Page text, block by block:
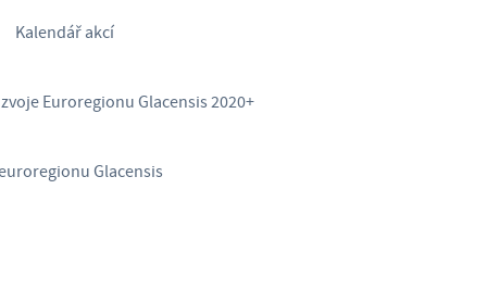
Kalendář akcí
Euroregionu Glacensis 2020+
Glacensis